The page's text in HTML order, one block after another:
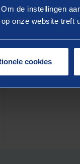
de instellingen
onze website treft
cookies
maken?
Vertragen maakt
binnen
meer draagvlak en